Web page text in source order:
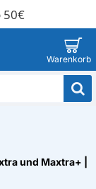
und Maxtra+ |